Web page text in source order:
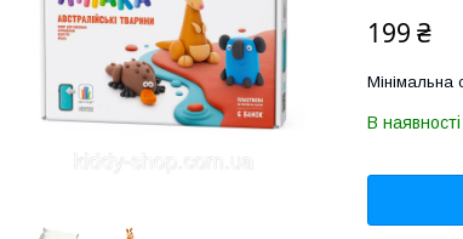
199 ₴
Мінімальна
В наявності